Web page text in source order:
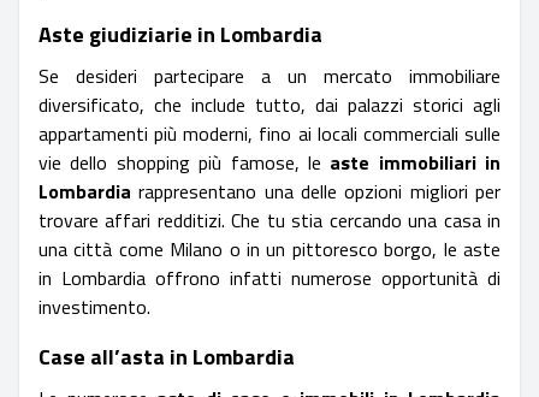
Aste giudiziarie in Lombardia
Se desideri partecipare a un mercato immobiliare
diversificato, che include tutto, dai palazzi storici agli
appartamenti più moderni, fino ai locali commerciali sulle
vie dello shopping più famose, le aste immobiliari in
Lombardia rappresentano una delle opzioni migliori per
trovare affari redditizi. Che tu stia cercando una casa in
una città come Milano o in un pittoresco borgo, le aste
in Lombardia offrono infatti numerose opportunità di
investimento.
Case all’asta in Lombardia